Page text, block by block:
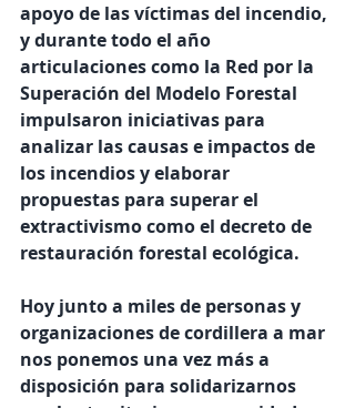
apoyo de las víctimas del incendio,
y durante todo el año
articulaciones como la Red por la
Superación del Modelo Forestal
impulsaron iniciativas para
analizar las causas e impactos de
los incendios y elaborar
propuestas para superar el
extractivismo como el decreto de
restauración forestal ecológica.
Hoy junto a miles de personas y
organizaciones de cordillera a mar
nos ponemos una vez más a
disposición para solidarizarnos